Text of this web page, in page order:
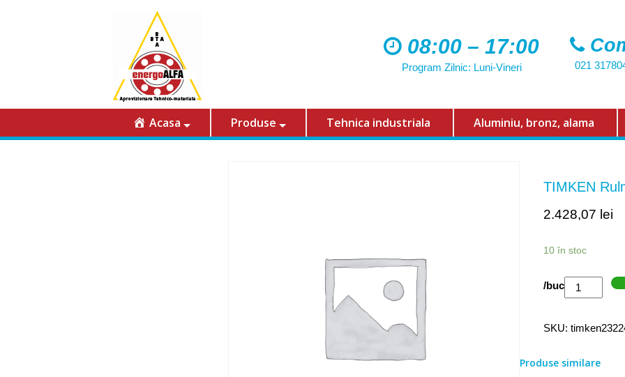
08:00 – 17:00
Program Zilnic: Luni-Vineri 021
Acasa Produse Tehnica industriala Aluminiu, bronz, alama
TIMKEN
2.428,07 lei
10 în stoc
Cantitate
TIMKEN
/buc
SKU:
Produse similare